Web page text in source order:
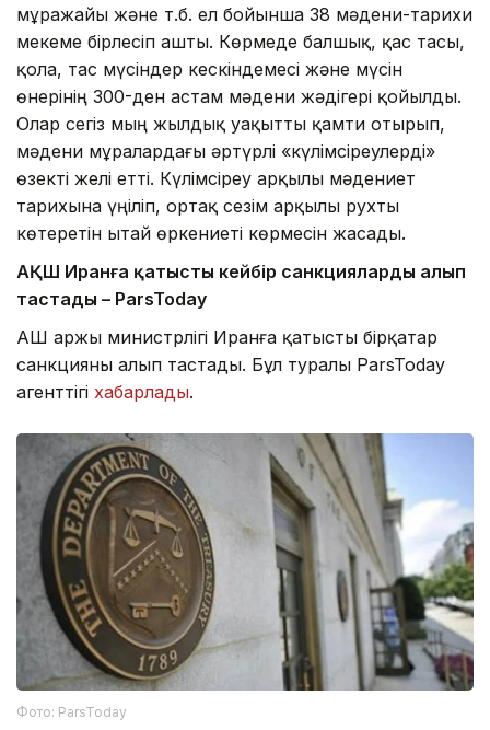
мұражайы және т.б. ел бойынша 38 мәдени-тарихи
мекеме бірлесіп ашты. Көрмеде балшық, қас тасы,
қола, тас мүсіндер кескіндемесі және мүсін
өнерінің 300-ден астам мәдени жәдігері қойылды.
Олар сегіз мың жылдық уақытты қамти отырып,
мәдени мұралардағы әртүрлі «күлімсіреулерді»
өзекті желі етті. Күлімсіреу арқылы мәдениет
тарихына үңіліп, ортақ сезім арқылы рухты
көтеретін Қытай өркениеті көрмесін жасады.
АҚШ Иранға қатысты кейбір санкцияларды алып
тастады – ParsToday
АҚШ Қаржы министрлігі Иранға қатысты бірқатар
санкцияны алып тастады. Бұл туралы ParsToday
агенттігі хабарлады.
Фото: ParsToday